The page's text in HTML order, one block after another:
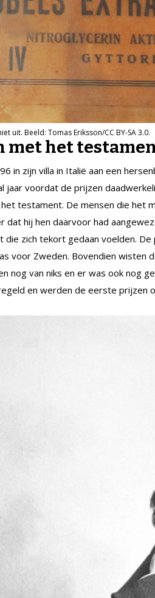
uit. Beeld: Tomas Eriksson/CC BY-SA 3.0.
met het
in zijn villa in Italië aan een
jaar voordat de prijzen
testament. De mensen die het
dat hij hen daarvoor had
die zich tekort gedaan voelden.
voor Zweden. Bovendien wisten
nog van niks en er was ook nog
en werden de eerste prijzen